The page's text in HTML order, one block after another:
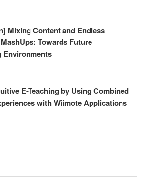
Mixing Content and Endless
Towards Future
Environments
E-Teaching by Using Combined
with Wiimote Applications